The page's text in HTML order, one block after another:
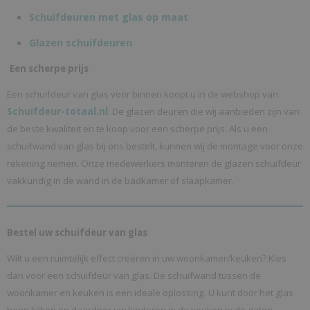
Schuifdeuren met glas op maat
Glazen schuifdeuren
Een scherpe prijs
Een schuifdeur van glas voor binnen koopt u in de webshop van
Schuifdeur-totaal.nl. De glazen deuren die wij aanbieden zijn van
de beste kwaliteit en te koop voor een scherpe prijs. Als u een
schuifwand van glas bij ons bestelt, kunnen wij de montage voor onze
rekening nemen. Onze medewerkers monteren de glazen schuifdeur
vakkundig in de wand in de badkamer of slaapkamer.
Bestel uw schuifdeur van glas
Wilt u een ruimtelijk effect creëren in uw woonkamer/keuken? Kies
dan voor een schuifdeur van glas. De schuifwand tussen de
woonkamer en keuken is een ideale oplossing. U kunt door het glas